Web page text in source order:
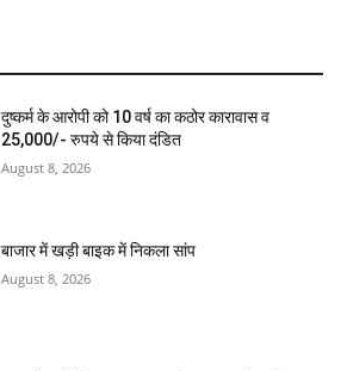
दुष्कर्म के आरोपी को 10 वर्ष का कठोर कारावास व
25,000/- रुपये से किया दंडित
August 8, 2026
बाजार में खड़ी बाइक में निकला सांप
August 8, 2026